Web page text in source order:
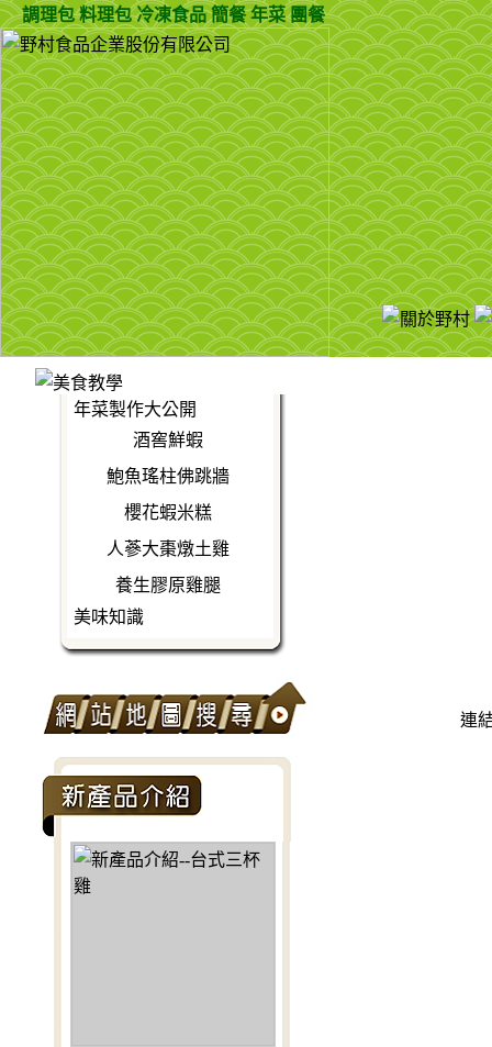
調理包 料理包 冷凍食品 簡餐 年菜 團餐
年菜製作大公開
酒窖鮮蝦
鮑魚瑤柱佛跳牆
櫻花蝦米糕
人蔘大棗燉土雞
養生膠原雞腿
美味知識
連